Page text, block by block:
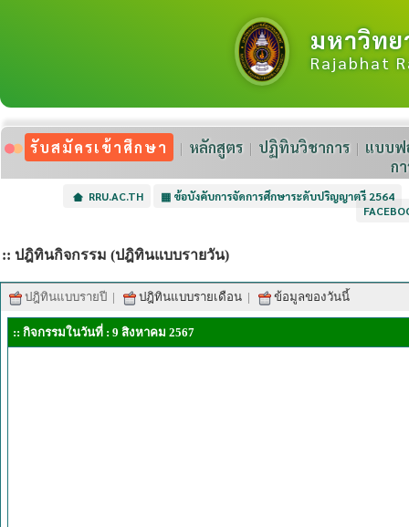
มหาวิท
Rajabhat
รับสมัครเข้าศึกษา หลักสูตร ปฏิทินวิชาการ
แบบฟ
ก
RRU.AC.TH ▦ ข้อบังคับการจัดการศึกษาระดับปริญญาตรี 2564
:: ปฎิทินกิจกรรม (ปฎิทินแบบรายวัน)
ปฎิทินแบบรายปี | ปฎิทินแบบรายเดือน | ข้อมูลของวันนี้
:: กิจกรรมในวันที่ : 9 สิงหาคม 2567